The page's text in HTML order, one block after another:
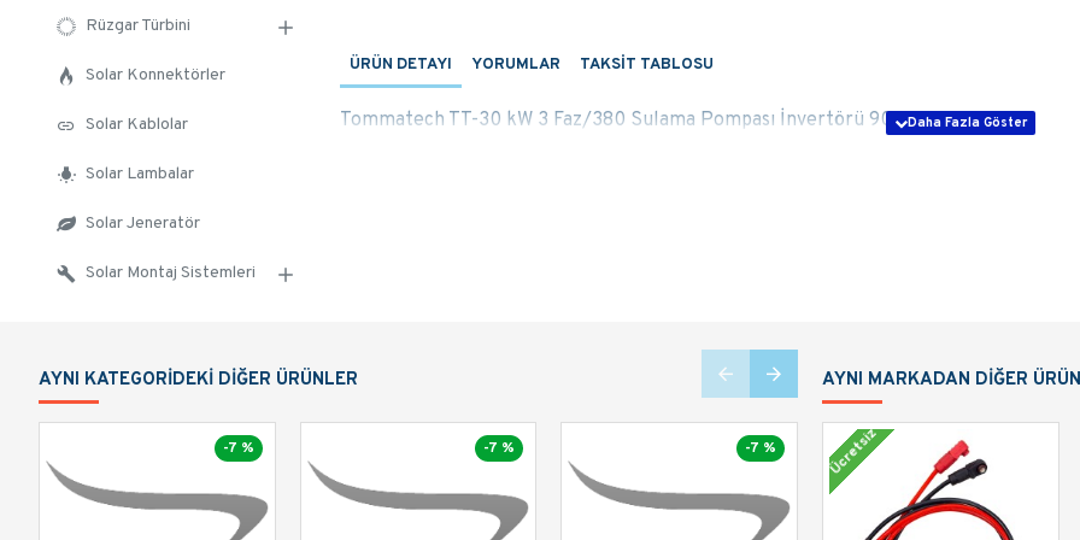
Rüzgar Türbini
Solar Konnektörler
Solar Kablolar
Solar Lambalar
Solar Jeneratör
Solar Montaj Sistemleri
ÜRÜN DETAYI YORUMLAR TAKSIT TABLOSU
Tommatech TT-30 kW 3 Faz/380 Sulama Pompası İnvertörü 900VDC
AYNI KATEGORIDEKI DIĞER ÜRÜNLER
-7 % -7 % -7 %
AYNI MARKADAN DIĞER
Ücretsiz